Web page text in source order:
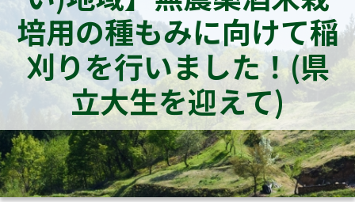
培用の種もみに向けて稲
刈りを行いました！(県
立大生を迎えて)